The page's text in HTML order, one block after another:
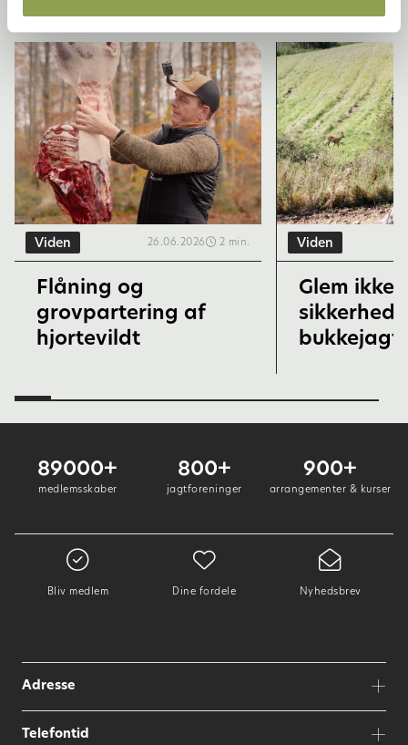
Viden 26.06.2026 2 min.
Flåning og
grovpartering af
hjortevildt
Viden
Glem ikke
Bliv medlem Dine fordele Nyhedsbrev
89000+
medlemsskaber
800+
jagtforeninger
900+
arrangementer & kurser
Adresse
Telefontid